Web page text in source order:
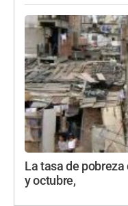
La tasa de
y octubre,